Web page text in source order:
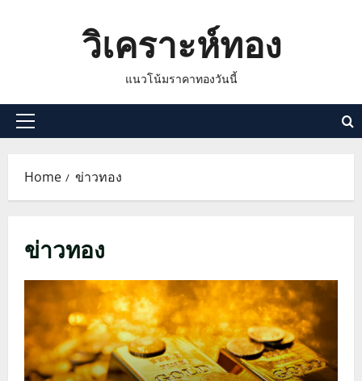
วิเคราะห์ทอง
แนวโน้มราคาทองวันนี้
Primary
Home ข่าวทอง
ข่าวทอง